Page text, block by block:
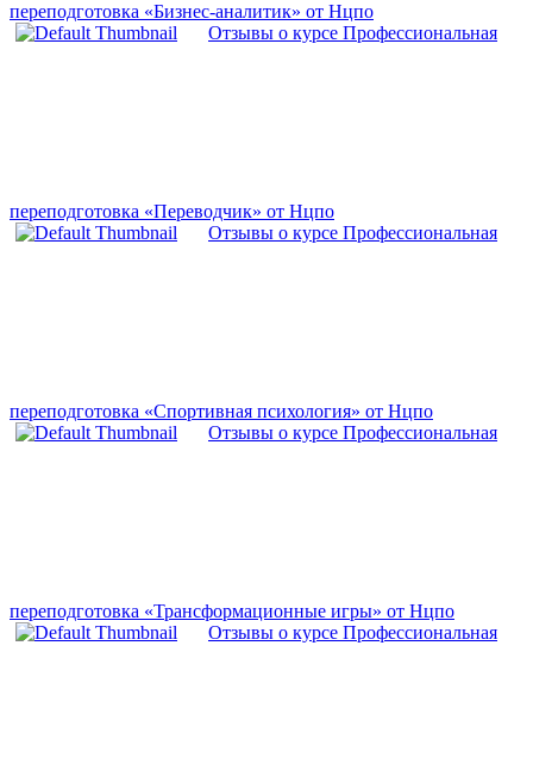
переподготовка «Бизнес-аналитик» от Нцпо
Отзывы о курсе Профессиональная
переподготовка «Переводчик» от Нцпо
Отзывы о курсе Профессиональная
переподготовка «Спортивная психология» от Нцпо
Отзывы о курсе Профессиональная
переподготовка «Трансформационные игры» от Нцпо
Отзывы о курсе Профессиональная